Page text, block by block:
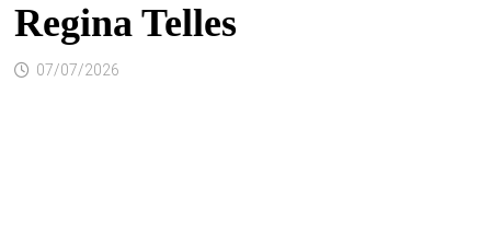
Regina Telles
07/07/2026